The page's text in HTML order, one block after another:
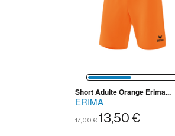
Short Adulte Orange Erima...
ERIMA
17,00 € 13,50 €